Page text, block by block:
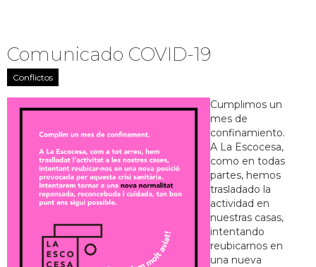
Comunicado COVID-19
Conflictos
Cumplimos un
mes de
confinamiento.
A La Escocesa,
como en todas
partes, hemos
trasladado la
actividad en
nuestras casas,
intentando
reubicarnos en
una nueva